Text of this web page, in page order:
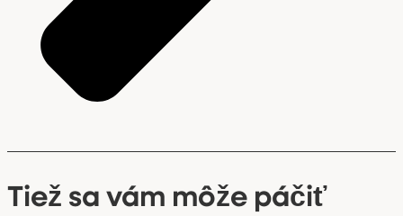
Tiež sa vám môže páčiť